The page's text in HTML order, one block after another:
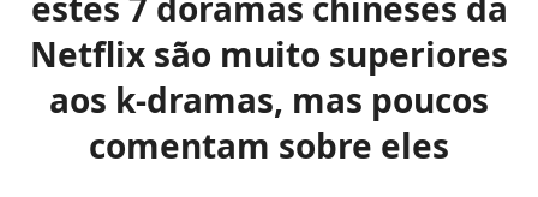
Netflix são muito superiores
aos k-dramas, mas poucos
comentam sobre eles